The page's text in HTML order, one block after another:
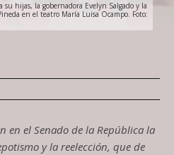
su hijas, la gobernadora Evelyn Salgado y la
en el teatro María Luisa Ocampo. Foto:
en el Senado de la República la
y la reelección, que de